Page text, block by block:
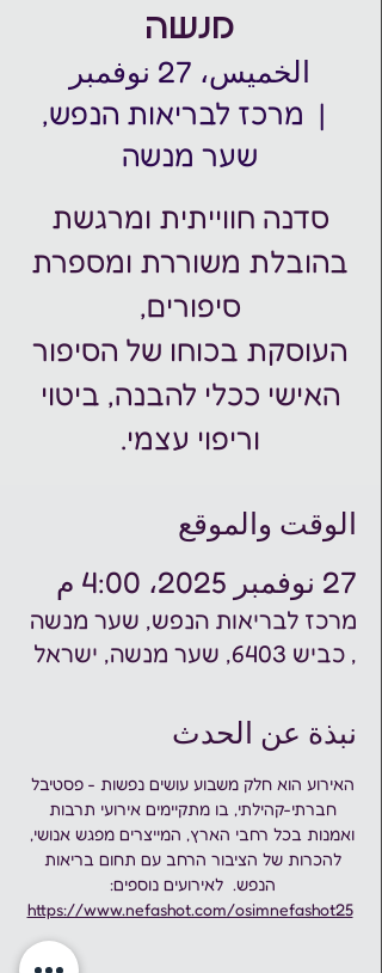
מנשה
الخميس، 27 نوفمبر
  |
מרכז לבריאות הנפש,
שער מנשה
סדנה חווייתית ומרגשת
בהובלת משוררת ומספרת
העוסקת בכוחו של הסיפור
האישי ככלי להבנה, ביטוי
וריפוי עצמי.
الوقت والموقع
27 نوفمبر 2025، 4:00 م
מרכז לבריאות הנפש, שער מנשה
, כביש 6403, שער מנשה, ישראל
نبذة عن الحدث
האירוע הוא חלק משבוע עושים נפשות - פסטיבל
חברתי-קהילתי, בו מתקיימים אירועי תרבות
ואמנות בכל רחבי הארץ, המייצרים מפגש אנושי,
להכרות של הציבור הרחב עם תחום בריאות
הנפש.  לאירועים נוספים:
https://www.nefashot.com/osimnefashot25